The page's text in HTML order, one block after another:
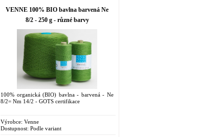
VENNE 100% BIO bavlna barvená Ne
8/2 - 250 g - různé barvy
100% organická (BIO) bavlna - barvená - Ne
8/2= Nm 14/2 - GOTS certifikace
Výrobce: Venne
Dostupnost: Podle variant